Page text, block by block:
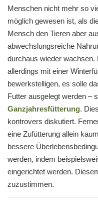
Menschen nicht mehr so
möglich gewesen ist, als
Mensch den Tieren aber
abwechslungsreiche
durchaus wieder
allerdings mit einer
bewerkstelligen, es solle
Futter ausgelegt werden –
Ganzjahresfütterung.
kontrovers diskutiert.
eine Zufütterung allein
bessere
werden, indem
eingerichtet werden.
zuzustimmen.